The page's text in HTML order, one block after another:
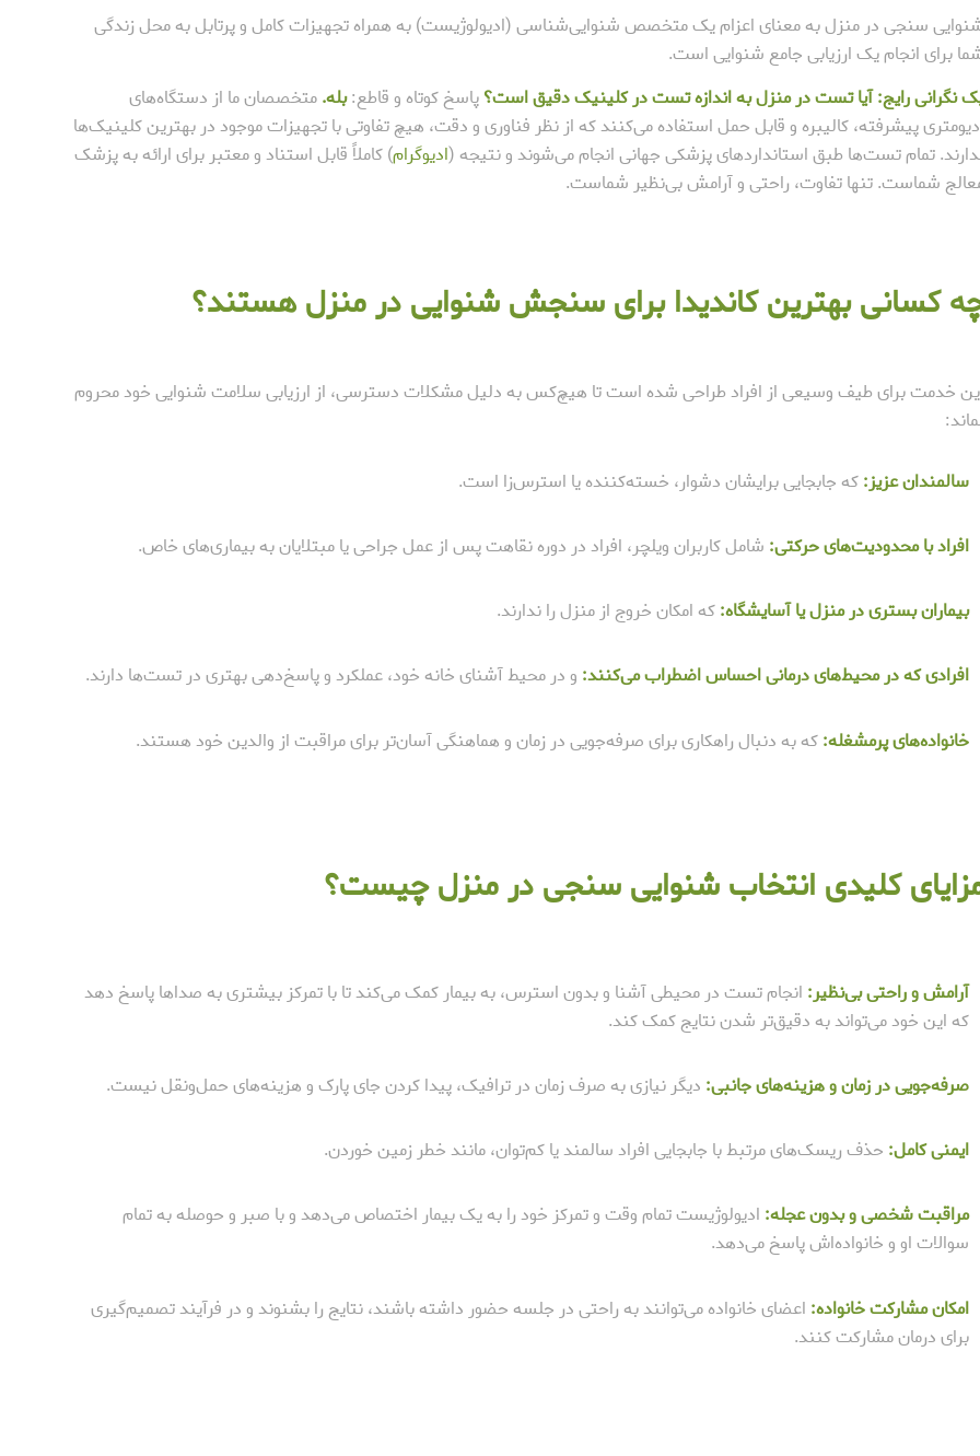
سنجی در منزل به معنای اعزام یک متخصص شنوایی‌شناسی (ادیولوژیست) به همراه تجهیزات کامل و پرتابل به محل زندگی
برای انجام یک ارزیابی جامع شنوایی است.
نگرانی رایج: آیا تست در منزل به اندازه تست در کلینیک دقیق است؟پاسخ کوتاه و قاطع:بله.متخصصان ما از دستگاه‌های
پیشرفته، کالیبره و قابل حمل استفاده می‌کنند که از نظر فناوری و دقت، هیچ تفاوتی با تجهیزات موجود در بهترین کلینیک‌ها
تمام تست‌ها طبق استانداردهای پزشکی جهانی انجام می‌شوند و نتیجه (ادیوگرام) کاملاً قابل استناد و معتبر برای ارائه به پزشک
شماست. تنها تفاوت، راحتی و آرامش بی‌نظیر شماست.
کسانی بهترین کاندیدا برای سنجش شنوایی در منزل هستند؟
خدمت برای طیف وسیعی از افراد طراحی شده است تا هیچ‌کس به دلیل مشکلات دسترسی، از ارزیابی سلامت شنوایی خود محروم
سالمندان عزیز:که جابجایی برایشان دشوار، خسته‌کننده یا استرس‌زا است.
افراد با محدودیت‌های حرکتی: شامل کاربران ویلچر، افراد در دوره نقاهت پس از عمل جراحی یا مبتلایان به بیماری‌های خاص.
بیماران بستری در منزل یا آسایشگاه:که امکان خروج از منزل را ندارند.
افرادی که در محیط‌های درمانی احساس اضطراب می‌کنند: و در محیط آشنای خانه خود، عملکرد و پاسخ‌دهی بهتری در تست‌ها دارند.
خانواده‌های پرمشغله:که به دنبال راهکاری برای صرفه‌جویی در زمان و هماهنگی آسان‌تر برای مراقبت از والدین خود هستند.
کلیدی انتخاب شنوایی سنجی در منزل چیست؟
آرامش و راحتی بی‌نظیر: انجام تست در محیطی آشنا و بدون استرس، به بیمار کمک می‌کند تا با تمرکز بیشتری به صداها پاسخ دهد
که این خود می‌تواند به دقیق‌تر شدن نتایج کمک کند.
صرفه‌جویی در زمان و هزینه‌های جانبی: دیگر نیازی به صرف زمان در ترافیک، پیدا کردن جای پارک و هزینه‌های حمل‌ونقل نیست.
ایمنی کامل: حذف ریسک‌های مرتبط با جابجایی افراد سالمند یا کم‌توان، مانند خطر زمین خوردن.
مراقبت شخصی و بدون عجله: ادیولوژیست تمام وقت و تمرکز خود را به یک بیمار اختصاص می‌دهد و با صبر و حوصله به تمام
سوالات او و خانواده‌اش پاسخ می‌دهد.
امکان مشارکت خانواده: اعضای خانواده می‌توانند به راحتی در جلسه حضور داشته باشند، نتایج را بشنوند و در فرآیند تصمیم‌گیری
برای درمان مشارکت کنند.